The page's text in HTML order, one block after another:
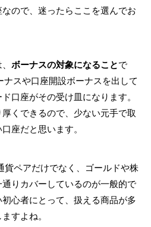
ので、迷ったらここを選んでお
ボーナスの対象になることで
ナスや口座開設ボーナスを出して
口座がその受け皿になります。
くできるので、少ない元手で取
座だと思います。
貨ペアだけでなく、ゴールドや株
りカバーしているのが一般的で
心者にとって、扱える商品が多
すよね。